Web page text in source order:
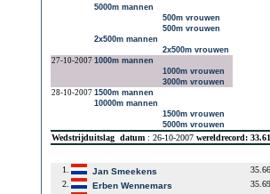
5000m mannen
500m vrouwen
500m vrouwen
2x500m mannen
2x500m vrouwen
27-10-2007 1000m mannen
1000m vrouwen
3000m vrouwen
28-10-2007 1500m mannen
10000m mannen
1500m vrouwen
5000m vrouwen
Wedstrijduitslag datum : 26-10-2007 wereldrecord:
1. Jan Smeekens
35.66
2.
Erben Wennemars
35.69